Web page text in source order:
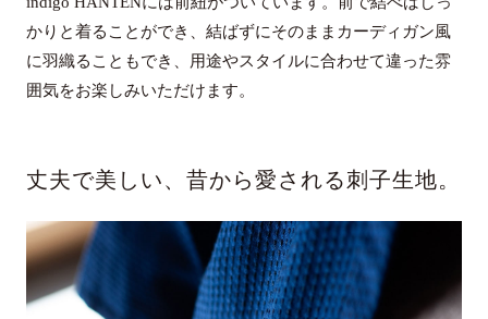
かりと着ることができ、結ばずにそのままカーディガン風
に羽織ることもでき、用途やスタイルに合わせて違った雰
囲気をお楽しみいただけます。
丈夫で美しい、昔から愛される刺子生地。